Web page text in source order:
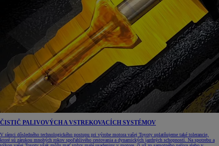
ČISTIČ PALIVOVÝCH A VSTREKOVACÍCH SYSTÉMOV
V rámci dôsledného technologického postupu pri výrobe motora vašej Toyoty uplatňujeme také tolerancie,
ktoré sú zárukou mnohých rokov spoľahlivého cestovania a dynamických jazdných schopností. Na spotrebu a